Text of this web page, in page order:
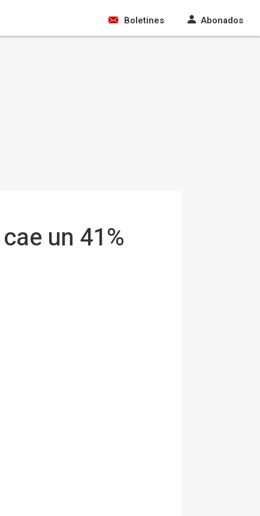
Boletines Abonados
un 41%